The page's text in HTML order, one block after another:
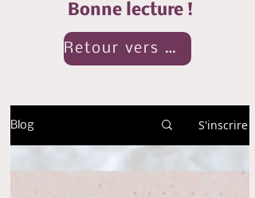
Bonne lecture !
Retour vers mon Monde
Blog S'inscrire